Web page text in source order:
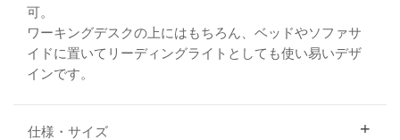
可。
ワーキングデスクの上にはもちろん、ベッドやソファサ
イドに置いてリーディングライトとしても使い易いデザ
インです。
仕様・サイズ